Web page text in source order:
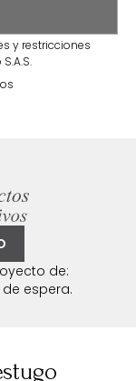
y restricciones
de:
espera.